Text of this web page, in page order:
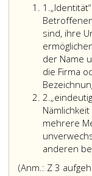
1.Ziffer
eins
sind, ihre
der Name
die Firma
2.Ziffer
2
mehrere
anderen
(Anm.: Z 3